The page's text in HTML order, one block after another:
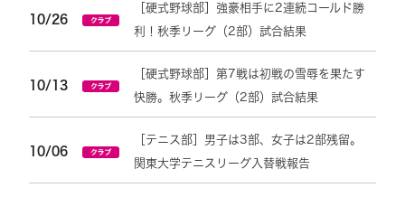
10/26
［硬式野球部］強豪相手に2連続コールド勝
利！秋季リーグ（2部）試合結果
10/13
［硬式野球部］第7戦は初戦の雪辱を果たす
快勝。秋季リーグ（2部）試合結果
10/06
［テニス部］男子は3部、女子は2部残留。
関東大学テニスリーグ入替戦報告